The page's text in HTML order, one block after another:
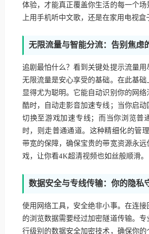
体验，才能真正覆盖你生活的每一个场
上用手机听中文歌，还是在家用电视盒
无限流量与智能分流：告别焦虑
追剧最怕什么？看到关键处提示流量用
无限流量是安心享受的基础。在此基础
显得尤为聪明。它能自动识别你的网
酷时，自动走影音加速专线；当你启动
切换至游戏加速专线；而当你浏览普
时，则走普通通道。这种精细化的管
带宽的保障，确保宝贵的带宽资源永远
戏，让你看4K超清视频也如丝般顺滑。
数据安全与专线传输：你的隐私
使用网络工具，安全绝非小事。在连接
的浏览数据需要经过加密隧道传输。专
行级别的数据安全加密技术，确保你的